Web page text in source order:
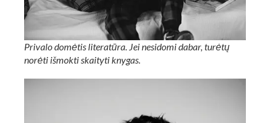
Privalo domėtis literatūra. Jei nesidomi dabar, turėtų
norėti išmokti skaityti knygas.